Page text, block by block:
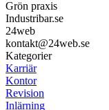
Grön praxis
Industribar.se
24web
kontakt@24web.se
Kategorier
Karriär
Kontor
Revision
Inlärning